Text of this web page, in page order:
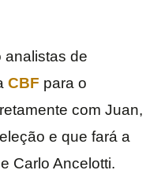
analistas de
CBF para o
com Juan,
e que fará a
Carlo Ancelotti.